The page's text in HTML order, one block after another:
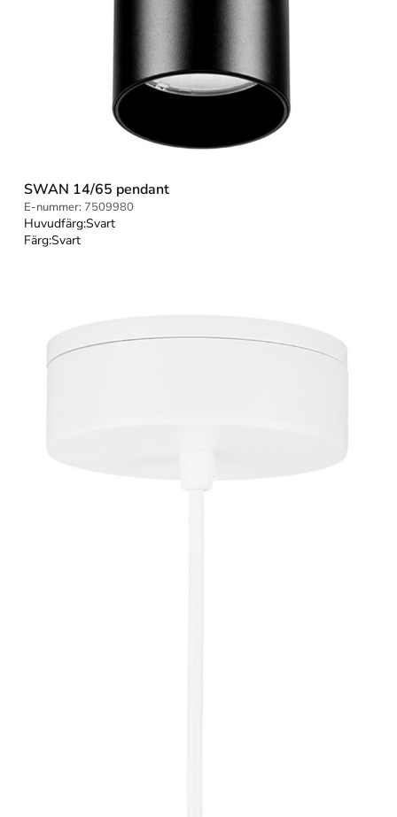
SWAN 14/65 pendant
E-nummer: 7509980
Huvudfärg:Svart
Färg:Svart